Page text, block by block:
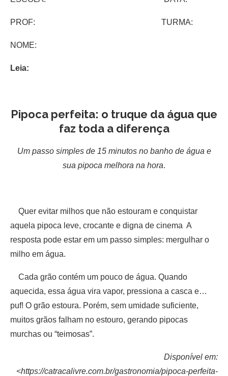
PROF: TURMA:
NOME:
Leia:
Pipoca perfeita: o truque da água que
faz toda a diferença
Um passo simples de 15 minutos no banho de água e
sua pipoca melhora na hora.
Quer evitar milhos que não estouram e conquistar
aquela pipoca leve, crocante e digna de cinema A
resposta pode estar em um passo simples: mergulhar o
milho em água.
Cada grão contém um pouco de água. Quando
aquecida, essa água vira vapor, pressiona a casca e…
puf! O grão estoura. Porém, sem umidade suficiente,
muitos grãos falham no estouro, gerando pipocas
murchas ou “teimosas”.
Disponível em:
<https://catracalivre.com.br/gastronomia/pipoca-perfeita-